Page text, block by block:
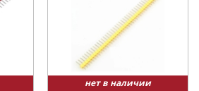
нет в наличии